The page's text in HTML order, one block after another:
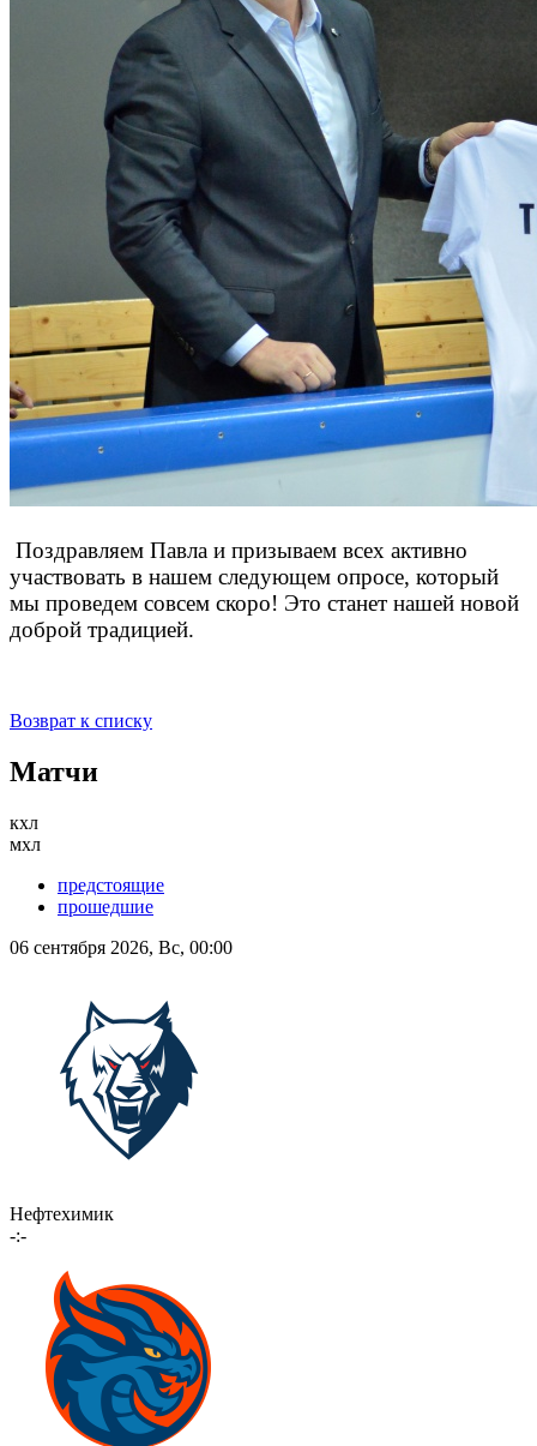
Поздравляем Павла и призываем всех активно
участвовать в нашем следующем опросе, который
мы проведем совсем скоро! Это станет нашей новой
доброй традицией.
Возврат к списку
Матчи
кхл
мхл
предстоящие
прошедшие
06 сентября 2026, Вс, 00:00
Нефтехимик
-:-